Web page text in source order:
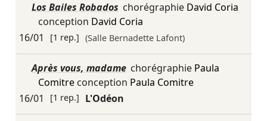
Los Bailes Robados chorégraphie David Coria
conception David Coria
16/01
[1 rep.] (Salle Bernadette Lafont)
Après vous, madame chorégraphie Paula
Comitreconception Paula Comitre
16/01
[1 rep.] L'Odéon